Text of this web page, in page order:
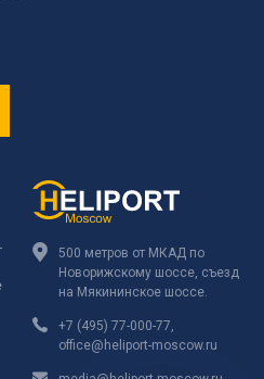
500 метров от МКАД по
Новорижскому шоссе, съезд
на Мякининское шоссе.
+7 (495) 77-000-77
office@heliport-moscow.ru